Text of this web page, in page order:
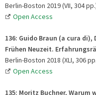
Berlin-Boston 2019 (VII, 304
Open Access
136: Guido Braun (a cura
Frühen Neuzeit.
Berlin-Boston 2018 (XLI, 306
Open Access
135: Moritz Buchner, Warum